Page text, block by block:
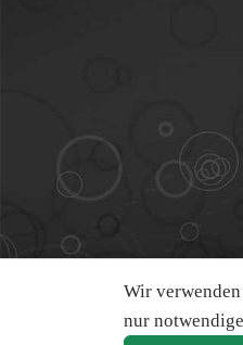
Wir
nur